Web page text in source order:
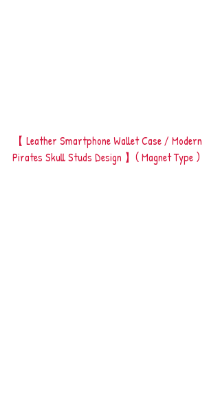
【 Leather Smartphone Wallet Case / Modern
Pirates Skull Studs Design 】( Magnet Type )